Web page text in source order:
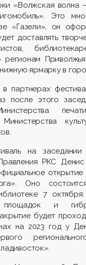
«Волжская волна
Это
«Газели», он
доставлять
регионам
ярмарку в
после этого
на
РКС
открытие
Оно
7
и
будет
на 2023 год у